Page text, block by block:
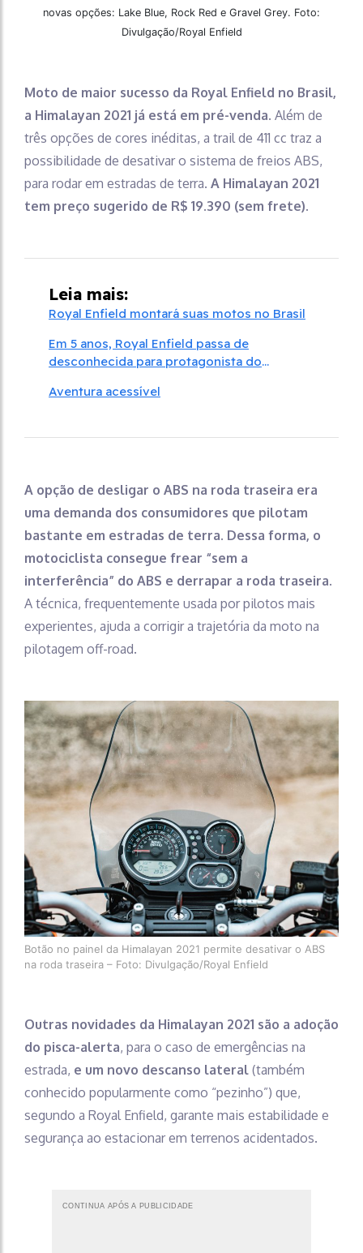
novas opções: Lake Blue, Rock Red e Gravel Grey. Foto:
Divulgação/Royal Enfield
Moto de maior sucesso da Royal Enfield no Brasil,
a Himalayan 2021 já está em pré-venda. Além de
três opções de cores inéditas, a trail de 411 cc traz a
possibilidade de desativar o sistema de freios ABS,
para rodar em estradas de terra. A Himalayan 2021
tem preço sugerido de R$ 19.390 (sem frete).
Leia mais:
Royal Enfield montará suas motos no Brasil
Em 5 anos, Royal Enfield passa de
desconhecida para protagonista do
Aventura acessível
A opção de desligar o ABS na roda traseira era
uma demanda dos consumidores que pilotam
bastante em estradas de terra. Dessa forma, o
motociclista consegue frear “sem a
interferência” do ABS e derrapar a roda traseira.
A técnica, frequentemente usada por pilotos mais
experientes, ajuda a corrigir a trajetória da moto na
pilotagem off-road.
Botão no painel da Himalayan 2021 permite desativar o ABS
na roda traseira – Foto: Divulgação/Royal Enfield
Outras novidades da Himalayan 2021 são a adoção
do pisca-alerta, para o caso de emergências na
estrada, e um novo descanso lateral (também
conhecido popularmente como “pezinho”) que,
segundo a Royal Enfield, garante mais estabilidade e
segurança ao estacionar em terrenos acidentados.
CONTINUA APÓS A PUBLICIDADE